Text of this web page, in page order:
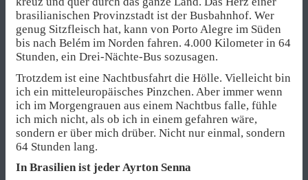
brasilianischen Provinzstadt ist der Busbahnhof. Wer
genug Sitzfleisch hat, kann von Porto Alegre im Süden
bis nach Belém im Norden fahren. 4.000 Kilometer in 64
Stunden, ein Drei-Nächte-Bus sozusagen.
Trotzdem ist eine Nachtbusfahrt die Hölle. Vielleicht bin
ich ein mitteleuropäisches Pinzchen. Aber immer wenn
ich im Morgengrauen aus einem Nachtbus falle, fühle
ich mich nicht, als ob ich in einem gefahren wäre,
sondern er über mich drüber. Nicht nur einmal, sondern
64 Stunden lang.
In Brasilien ist jeder Ayrton Senna